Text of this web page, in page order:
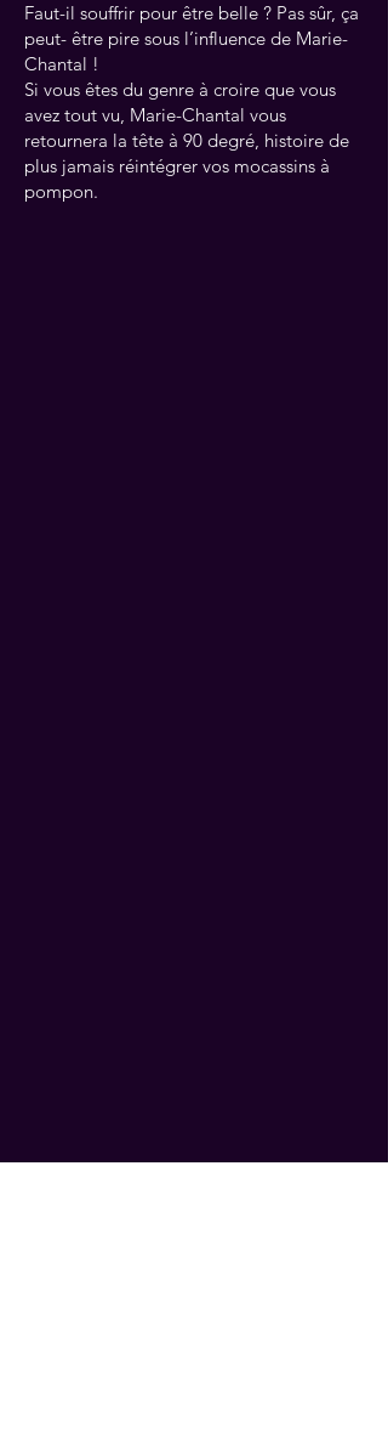
Faut-il souffrir pour être belle ? Pas sûr, ça
peut- être pire sous l’influence de Marie-
Chantal !
Si vous êtes du genre à croire que vous
avez tout vu, Marie-Chantal vous
retournera la tête à 90 degré, histoire de
plus jamais réintégrer vos mocassins à
pompon.